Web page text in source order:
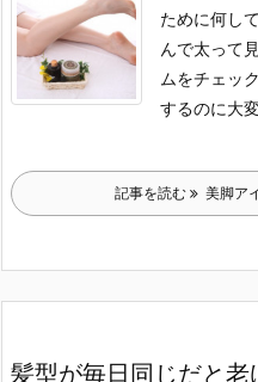
ために何し
んで太って
ムをチェック
するのに大
記事を読む 美脚ア
髪型が毎日同じだと老